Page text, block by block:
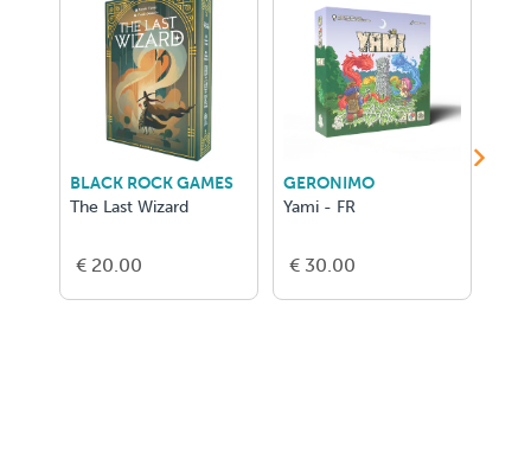
BLACK ROCK GAMES
The Last Wizard
€ 20.00
GERONIMO
Yami - FR
€ 30.00